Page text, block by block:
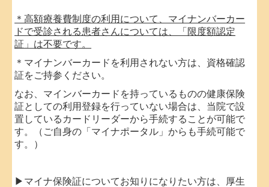
＊高額療養費制度の利用について、マイナンバーカー
ドで受診される患者さんについては、「限度額認定
証」は不要です。
＊マイナンバーカードを利用されない方は、資格確認
証をご持参ください。
なお、マインバーカードを持っているものの健康保険
証としての利用登録を行っていない場合は、当院で設
置しているカードリーダーから手続することが可能で
す。（ご自身の「マイナポータル」からも手続可能で
す。）
▶マイナ保険証についてお知りになりたい方は、厚生